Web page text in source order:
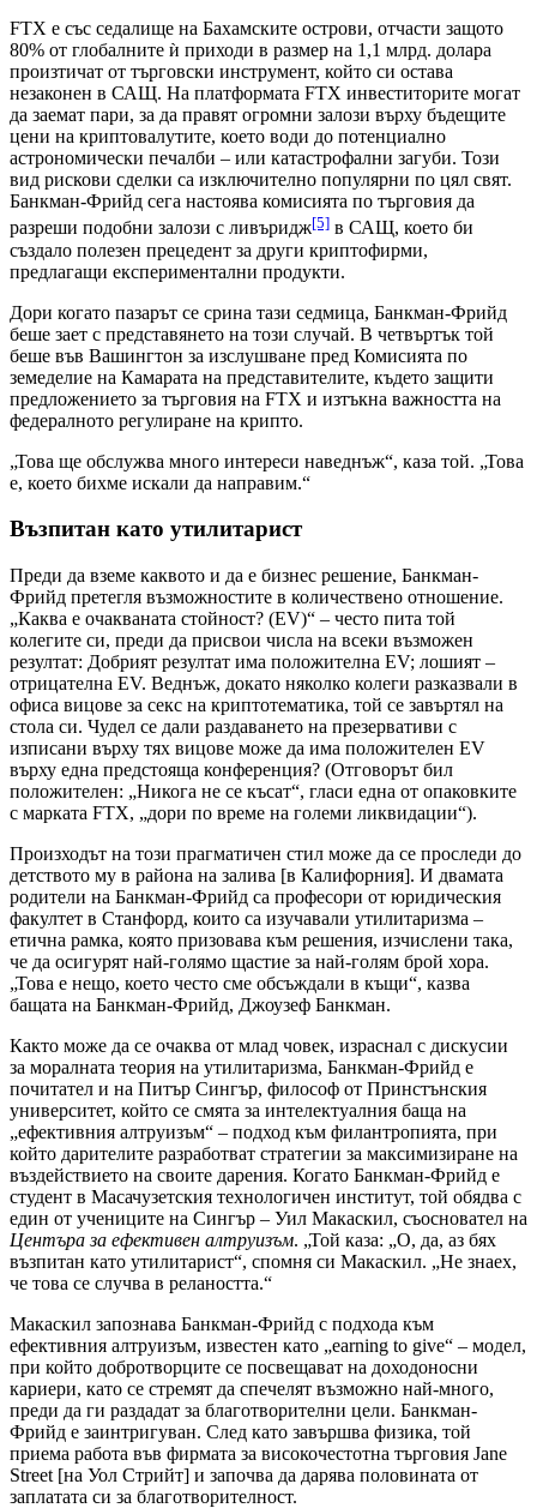
FTX е със седалище на Бахамските острови, отчасти защото
80% от глобалните ѝ приходи в размер на 1,1 млрд. долара
произтичат от търговски инструмент, който си остава
незаконен в САЩ. На платформата FTX инвеститорите могат
да заемат пари, за да правят огромни залози върху бъдещите
цени на криптовалутите, което води до потенциално
астрономически печалби – или катастрофални загуби. Този
вид рискови сделки са изключително популярни по цял свят.
Банкман-Фрийд сега настоява комисията по търговия да
разреши подобни залози с ливъридж[5] в САЩ, което би
създало полезен прецедент за други криптофирми,
предлагащи експериментални продукти.
Дори когато пазарът се срина тази седмица, Банкман-Фрийд
беше зает с представянето на този случай. В четвъртък той
беше във Вашингтон за изслушване пред Комисията по
земеделие на Камарата на представителите, където защити
предложението за търговия на FTX и изтъкна важността на
федералното регулиране на крипто.
„Това ще обслужва много интереси наведнъж“, каза той. „Това
е, което бихме искали да направим.“
Възпитан като утилитарист
Преди да вземе каквото и да е бизнес решение, Банкман-
Фрийд претегля възможностите в количествено отношение.
„Каква е очакваната стойност? (EV)“ – често пита той
колегите си, преди да присвои числа на всеки възможен
резултат: Добрият резултат има положителна EV; лошият –
отрицателна EV. Веднъж, докато няколко колеги разказвали в
офиса вицове за секс на криптотематика, той се завъртял на
стола си. Чудел се дали раздаването на презервативи с
изписани върху тях вицове може да има положителен EV
върху една предстояща конференция? (Отговорът бил
положителен: „Никога не се късат“, гласи една от опаковките
с марката FTX, „дори по време на големи ликвидации“).
Произходът на този прагматичен стил може да се проследи до
детството му в района на залива [в Калифорния]. И двамата
родители на Банкман-Фрийд са професори от юридическия
факултет в Станфорд, които са изучавали утилитаризма –
етична рамка, която призовава към решения, изчислени така,
че да осигурят най-голямо щастие за най-голям брой хора.
„Това е нещо, което често сме обсъждали в къщи“, казва
бащата на Банкман-Фрийд, Джоузеф Банкман.
Както може да се очаква от млад човек, израснал с дискусии
за моралната теория на утилитаризма, Банкман-Фрийд е
почитател и на Питър Сингър, философ от Принстънския
университет, който се смята за интелектуалния баща на
„ефективния алтруизъм“ – подход към филантропията, при
който дарителите разработват стратегии за максимизиране на
въздействието на своите дарения. Когато Банкман-Фрийд е
студент в Масачузетския технологичен институт, той обядва с
един от учениците на Сингър – Уил Макаскил, съосновател на
Центъра за ефективен алтруизъм. „Той каза: „О, да, аз бях
възпитан като утилитарист“, спомня си Макаскил. „Не знаех,
че това се случва в релаността.“
Макаскил запознава Банкман-Фрийд с подхода към
ефективния алтруизъм, известен като „earning to give“ – модел,
при който добротворците се посвещават на доходоносни
кариери, като се стремят да спечелят възможно най-много,
преди да ги раздадат за благотворителни цели. Банкман-
Фрийд е заинтригуван. След като завършва физика, той
приема работа във фирмата за високочестотна търговия Jane
Street [на Уол Стрийт] и започва да дарява половината от
заплатата си за благотворителност.